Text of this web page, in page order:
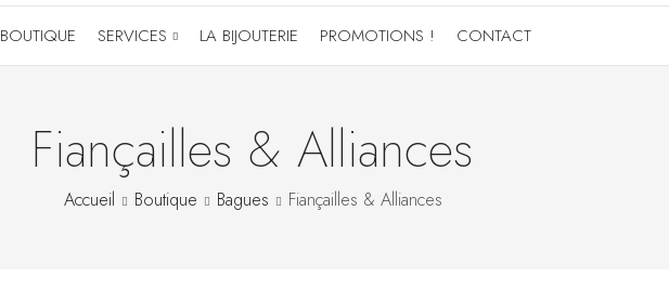
BOUTIQUE SERVICES LA BIJOUTERIE PROMOTIONS ! CONTACT
Fiançailles & Alliances
Accueil Boutique Bagues Fiançailles & Alliances